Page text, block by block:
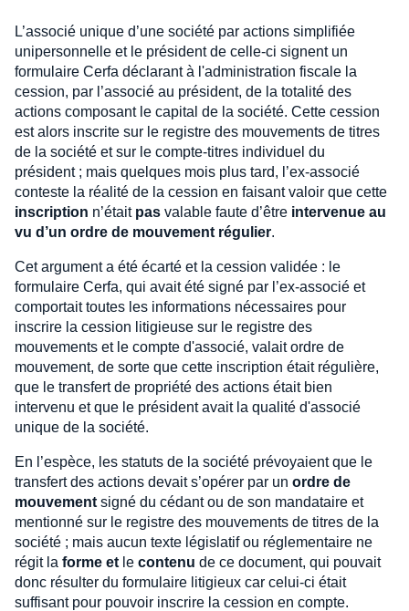
L’associé unique d’une société par actions simplifiée
unipersonnelle et le président de celle-ci signent un
formulaire Cerfa déclarant à l'administration fiscale la
cession, par l’associé au président, de la totalité des
actions composant le capital de la société. Cette cession
est alors inscrite sur le registre des mouvements de titres
de la société et sur le compte-titres individuel du
président ; mais quelques mois plus tard, l’ex-associé
conteste la réalité de la cession en faisant valoir que cette
inscription n’était pas valable faute d’être intervenue au
vu d’un ordre de mouvement régulier.
Cet argument a été écarté et la cession validée : le
formulaire Cerfa, qui avait été signé par l’ex-associé et
comportait toutes les informations nécessaires pour
inscrire la cession litigieuse sur le registre des
mouvements et le compte d'associé, valait ordre de
mouvement, de sorte que cette inscription était régulière,
que le transfert de propriété des actions était bien
intervenu et que le président avait la qualité d'associé
unique de la société.
En l’espèce, les statuts de la société prévoyaient que le
transfert des actions devait s’opérer par un ordre de
mouvement signé du cédant ou de son mandataire et
mentionné sur le registre des mouvements de titres de la
société ; mais aucun texte législatif ou réglementaire ne
régit la forme et le contenu de ce document, qui pouvait
donc résulter du formulaire litigieux car celui-ci était
suffisant pour pouvoir inscrire la cession en compte.